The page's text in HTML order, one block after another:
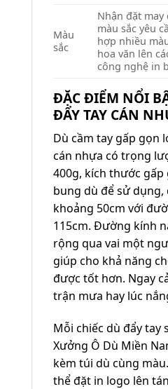
Màu
sắc
Nhận đặt may
màu sắc yêu
hợp nhiều
hoa văn lên
công nghệ in
ĐẶC ĐIỂM NỔI
ĐẨY TAY CÁN
Dù cầm tay gấp gọn
cán nhựa có trọng
400g, kích thước gấp
bung dù để sử dụng,
khoảng 50cm với
115cm. Đường kính
rộng qua vai một
giúp cho khả năng
được tốt hơn. Ngay
trận mưa hay lúc
Mỗi chiếc dù đẩy tay
Xưởng Ô Dù Miền
kèm túi dù cùng
thể đặt in logo lên